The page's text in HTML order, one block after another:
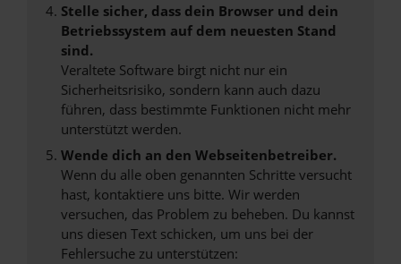
Stelle sicher, dass dein Browser und dein
Betriebssystem auf dem neuesten Stand
sind.
Veraltete Software birgt nicht nur ein
Sicherheitsrisiko, sondern kann auch dazu
führen, dass bestimmte Funktionen nicht mehr
unterstützt werden.
Wende dich an den Webseitenbetreiber.
Wenn du alle oben genannten Schritte versucht
hast, kontaktiere uns bitte. Wir werden
versuchen, das Problem zu beheben. Du kannst
uns diesen Text schicken, um uns bei der
Fehlersuche zu unterstützen: